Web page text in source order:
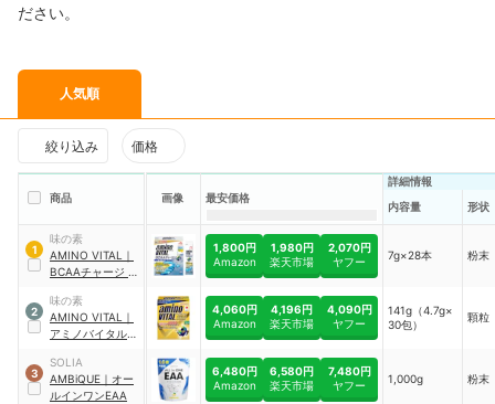
ださい。
人気順
絞り込み 価格
商品 画像 最安価格
詳細情報
内容量
形状
1
味の素
AMINO VITAL
｜
BCAAチャージ ウ
1,800円
Amazon
1,980円
楽天市場
2,070円
ヤフー
7g×28本 粉末
2
味の素
AMINO VITAL
｜
アミノバイタル
4,060円
Amazon
4,196円
楽天市場
4,090円
ヤフー
141g（4.7g×
30包）
顆粒
3
SOLIA
AMBiQUE ｜ オー
ルインワンEAA
6,480円
Amazon
6,580円
楽天市場
7,480円
ヤフー
1,000g 粉末